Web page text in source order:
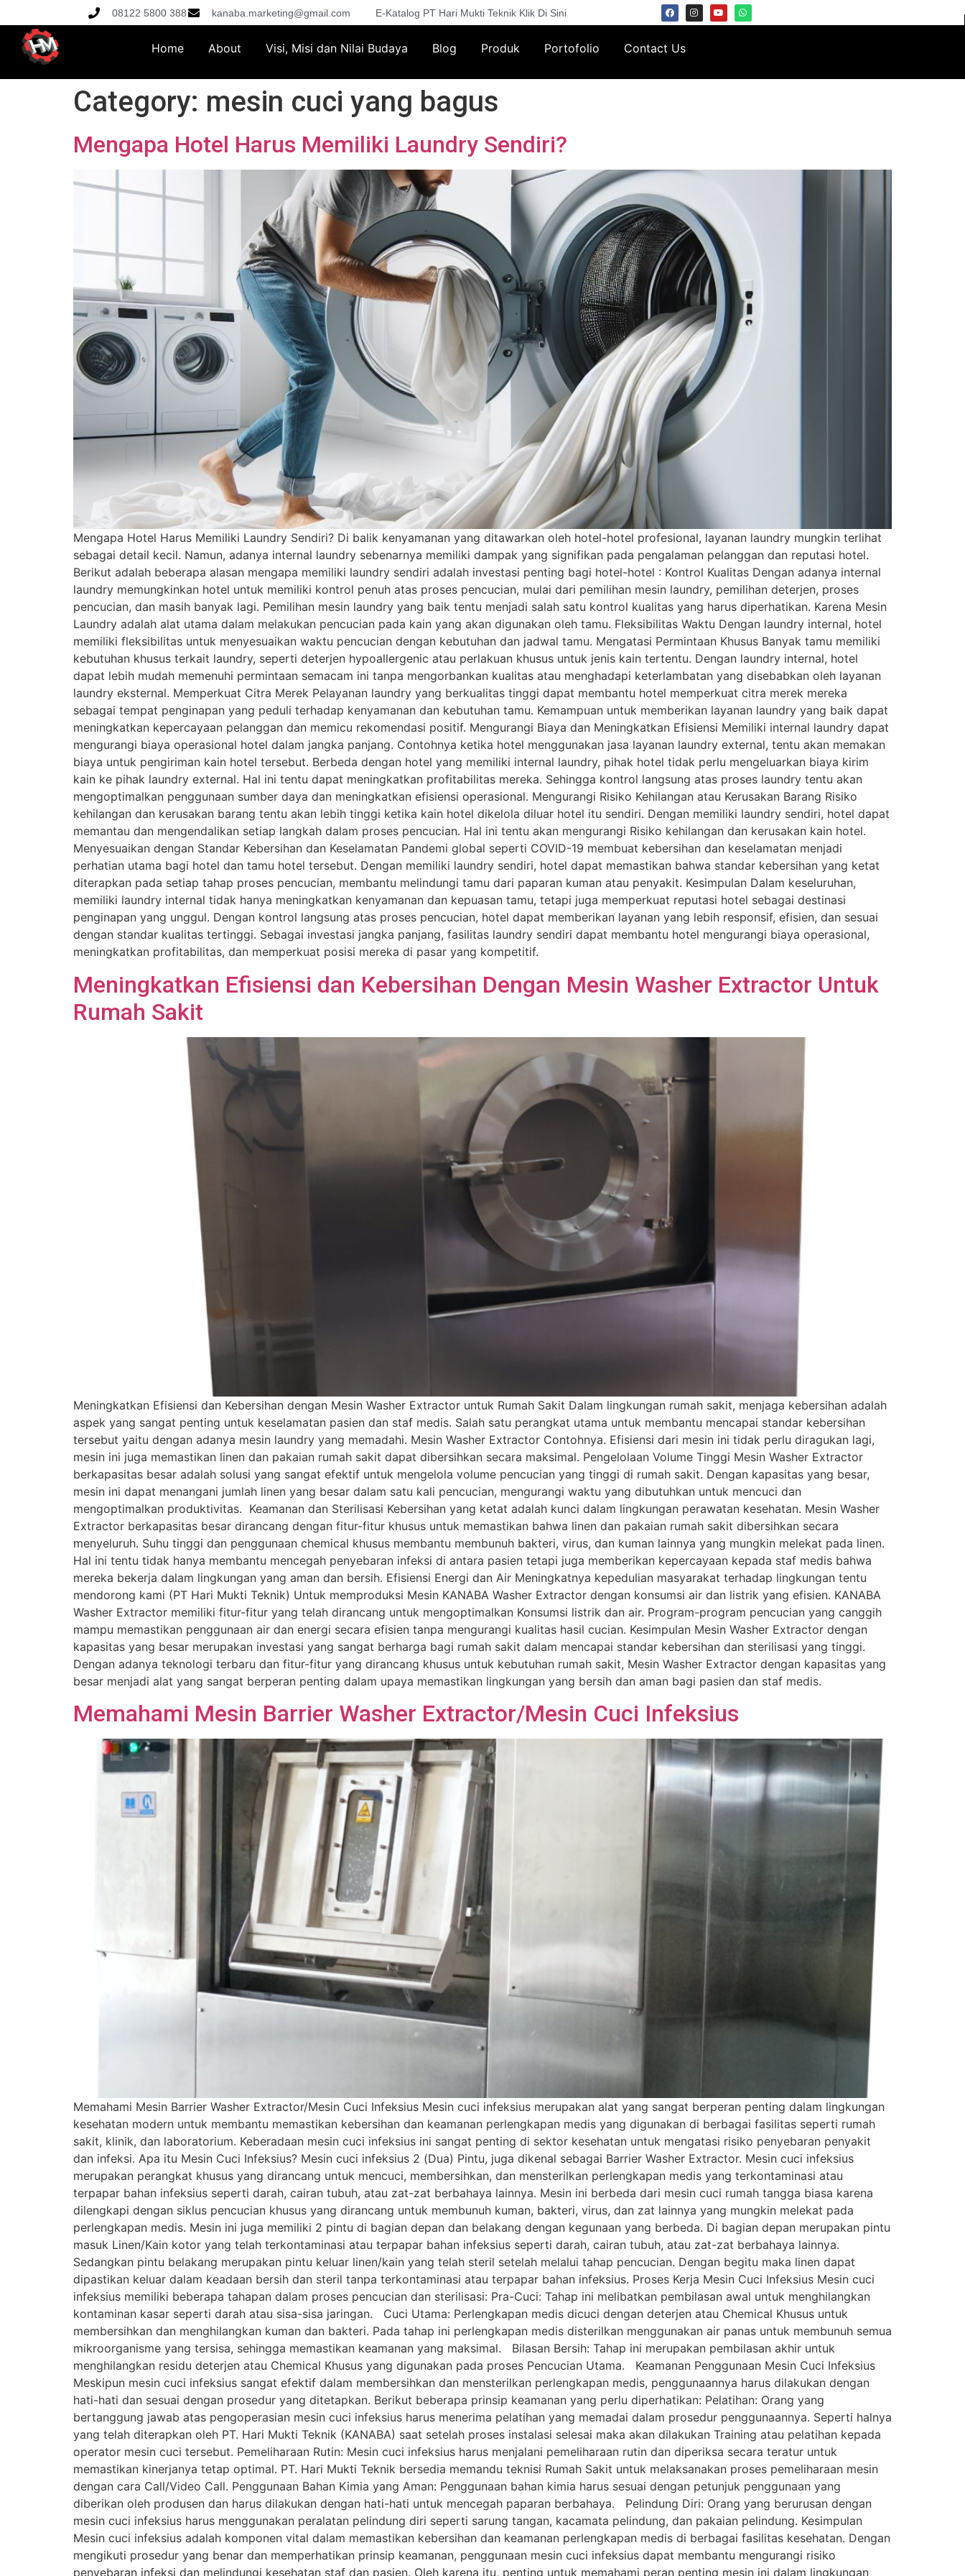
08122 5800 388 kanaba.marketing@gmail.com E-Katalog PT Hari Mukti Teknik Klik Di Sini
Home About Visi, Misi dan Nilai Budaya Blog Produk Portofolio Contact Us
Category: mesin cuci yang bagus
Mengapa Hotel Harus Memiliki Laundry Sendiri?
Mengapa Hotel Harus Memiliki Laundry Sendiri? Di balik kenyamanan yang ditawarkan oleh hotel-hotel profesional, layanan laundry mungkin terlihat
sebagai detail kecil. Namun, adanya internal laundry sebenarnya memiliki dampak yang signifikan pada pengalaman pelanggan dan reputasi hotel.
Berikut adalah beberapa alasan mengapa memiliki laundry sendiri adalah investasi penting bagi hotel-hotel : Kontrol Kualitas Dengan adanya internal
laundry memungkinkan hotel untuk memiliki kontrol penuh atas proses pencucian, mulai dari pemilihan mesin laundry, pemilihan deterjen, proses
pencucian, dan masih banyak lagi. Pemilihan mesin laundry yang baik tentu menjadi salah satu kontrol kualitas yang harus diperhatikan. Karena Mesin
Laundry adalah alat utama dalam melakukan pencucian pada kain yang akan digunakan oleh tamu. Fleksibilitas Waktu Dengan laundry internal, hotel
memiliki fleksibilitas untuk menyesuaikan waktu pencucian dengan kebutuhan dan jadwal tamu. Mengatasi Permintaan Khusus Banyak tamu memiliki
kebutuhan khusus terkait laundry, seperti deterjen hypoallergenic atau perlakuan khusus untuk jenis kain tertentu. Dengan laundry internal, hotel
dapat lebih mudah memenuhi permintaan semacam ini tanpa mengorbankan kualitas atau menghadapi keterlambatan yang disebabkan oleh layanan
laundry eksternal. Memperkuat Citra Merek Pelayanan laundry yang berkualitas tinggi dapat membantu hotel memperkuat citra merek mereka
sebagai tempat penginapan yang peduli terhadap kenyamanan dan kebutuhan tamu. Kemampuan untuk memberikan layanan laundry yang baik dapat
meningkatkan kepercayaan pelanggan dan memicu rekomendasi positif. Mengurangi Biaya dan Meningkatkan Efisiensi Memiliki internal laundry dapat
mengurangi biaya operasional hotel dalam jangka panjang. Contohnya ketika hotel menggunakan jasa layanan laundry external, tentu akan memakan
biaya untuk pengiriman kain hotel tersebut. Berbeda dengan hotel yang memiliki internal laundry, pihak hotel tidak perlu mengeluarkan biaya kirim
kain ke pihak laundry external. Hal ini tentu dapat meningkatkan profitabilitas mereka. Sehingga kontrol langsung atas proses laundry tentu akan
mengoptimalkan penggunaan sumber daya dan meningkatkan efisiensi operasional. Mengurangi Risiko Kehilangan atau Kerusakan Barang Risiko
kehilangan dan kerusakan barang tentu akan lebih tinggi ketika kain hotel dikelola diluar hotel itu sendiri. Dengan memiliki laundry sendiri, hotel dapat
memantau dan mengendalikan setiap langkah dalam proses pencucian. Hal ini tentu akan mengurangi Risiko kehilangan dan kerusakan kain hotel.
Menyesuaikan dengan Standar Kebersihan dan Keselamatan Pandemi global seperti COVID-19 membuat kebersihan dan keselamatan menjadi
perhatian utama bagi hotel dan tamu hotel tersebut. Dengan memiliki laundry sendiri, hotel dapat memastikan bahwa standar kebersihan yang ketat
diterapkan pada setiap tahap proses pencucian, membantu melindungi tamu dari paparan kuman atau penyakit. Kesimpulan Dalam keseluruhan,
memiliki laundry internal tidak hanya meningkatkan kenyamanan dan kepuasan tamu, tetapi juga memperkuat reputasi hotel sebagai destinasi
penginapan yang unggul. Dengan kontrol langsung atas proses pencucian, hotel dapat memberikan layanan yang lebih responsif, efisien, dan sesuai
dengan standar kualitas tertinggi. Sebagai investasi jangka panjang, fasilitas laundry sendiri dapat membantu hotel mengurangi biaya operasional,
meningkatkan profitabilitas, dan memperkuat posisi mereka di pasar yang kompetitif.
Meningkatkan Efisiensi dan Kebersihan Dengan Mesin Washer Extractor Untuk
Rumah Sakit
Meningkatkan Efisiensi dan Kebersihan dengan Mesin Washer Extractor untuk Rumah Sakit Dalam lingkungan rumah sakit, menjaga kebersihan adalah
aspek yang sangat penting untuk keselamatan pasien dan staf medis. Salah satu perangkat utama untuk membantu mencapai standar kebersihan
tersebut yaitu dengan adanya mesin laundry yang memadahi. Mesin Washer Extractor Contohnya. Efisiensi dari mesin ini tidak perlu diragukan lagi,
mesin ini juga memastikan linen dan pakaian rumah sakit dapat dibersihkan secara maksimal. Pengelolaan Volume Tinggi Mesin Washer Extractor
berkapasitas besar adalah solusi yang sangat efektif untuk mengelola volume pencucian yang tinggi di rumah sakit. Dengan kapasitas yang besar,
mesin ini dapat menangani jumlah linen yang besar dalam satu kali pencucian, mengurangi waktu yang dibutuhkan untuk mencuci dan
mengoptimalkan produktivitas. Keamanan dan Sterilisasi Kebersihan yang ketat adalah kunci dalam lingkungan perawatan kesehatan. Mesin Washer
Extractor berkapasitas besar dirancang dengan fitur-fitur khusus untuk memastikan bahwa linen dan pakaian rumah sakit dibersihkan secara
menyeluruh. Suhu tinggi dan penggunaan chemical khusus membantu membunuh bakteri, virus, dan kuman lainnya yang mungkin melekat pada linen.
Hal ini tentu tidak hanya membantu mencegah penyebaran infeksi di antara pasien tetapi juga memberikan kepercayaan kepada staf medis bahwa
mereka bekerja dalam lingkungan yang aman dan bersih. Efisiensi Energi dan Air Meningkatnya kepedulian masyarakat terhadap lingkungan tentu
mendorong kami (PT Hari Mukti Teknik) Untuk memproduksi Mesin KANABA Washer Extractor dengan konsumsi air dan listrik yang efisien. KANABA
Washer Extractor memiliki fitur-fitur yang telah dirancang untuk mengoptimalkan Konsumsi listrik dan air. Program-program pencucian yang canggih
mampu memastikan penggunaan air dan energi secara efisien tanpa mengurangi kualitas hasil cucian. Kesimpulan Mesin Washer Extractor dengan
kapasitas yang besar merupakan investasi yang sangat berharga bagi rumah sakit dalam mencapai standar kebersihan dan sterilisasi yang tinggi.
Dengan adanya teknologi terbaru dan fitur-fitur yang dirancang khusus untuk kebutuhan rumah sakit, Mesin Washer Extractor dengan kapasitas yang
besar menjadi alat yang sangat berperan penting dalam upaya memastikan lingkungan yang bersih dan aman bagi pasien dan staf medis.
Memahami Mesin Barrier Washer Extractor/Mesin Cuci Infeksius
Memahami Mesin Barrier Washer Extractor/Mesin Cuci Infeksius Mesin cuci infeksius merupakan alat yang sangat berperan penting dalam lingkungan
kesehatan modern untuk membantu memastikan kebersihan dan keamanan perlengkapan medis yang digunakan di berbagai fasilitas seperti rumah
sakit, klinik, dan laboratorium. Keberadaan mesin cuci infeksius ini sangat penting di sektor kesehatan untuk mengatasi risiko penyebaran penyakit
dan infeksi. Apa itu Mesin Cuci Infeksius? Mesin cuci infeksius 2 (Dua) Pintu, juga dikenal sebagai Barrier Washer Extractor. Mesin cuci infeksius
merupakan perangkat khusus yang dirancang untuk mencuci, membersihkan, dan mensterilkan perlengkapan medis yang terkontaminasi atau
terpapar bahan infeksius seperti darah, cairan tubuh, atau zat-zat berbahaya lainnya. Mesin ini berbeda dari mesin cuci rumah tangga biasa karena
dilengkapi dengan siklus pencucian khusus yang dirancang untuk membunuh kuman, bakteri, virus, dan zat lainnya yang mungkin melekat pada
perlengkapan medis. Mesin ini juga memiliki 2 pintu di bagian depan dan belakang dengan kegunaan yang berbeda. Di bagian depan merupakan pintu
masuk Linen/Kain kotor yang telah terkontaminasi atau terpapar bahan infeksius seperti darah, cairan tubuh, atau zat-zat berbahaya lainnya.
Sedangkan pintu belakang merupakan pintu keluar linen/kain yang telah steril setelah melalui tahap pencucian. Dengan begitu maka linen dapat
dipastikan keluar dalam keadaan bersih dan steril tanpa terkontaminasi atau terpapar bahan infeksius. Proses Kerja Mesin Cuci Infeksius Mesin cuci
infeksius memiliki beberapa tahapan dalam proses pencucian dan sterilisasi: Pra-Cuci: Tahap ini melibatkan pembilasan awal untuk menghilangkan
kontaminan kasar seperti darah atau sisa-sisa jaringan. Cuci Utama: Perlengkapan medis dicuci dengan deterjen atau Chemical Khusus untuk
membersihkan dan menghilangkan kuman dan bakteri. Pada tahap ini perlengkapan medis disterilkan menggunakan air panas untuk membunuh semua
mikroorganisme yang tersisa, sehingga memastikan keamanan yang maksimal. Bilasan Bersih: Tahap ini merupakan pembilasan akhir untuk
menghilangkan residu deterjen atau Chemical Khusus yang digunakan pada proses Pencucian Utama. Keamanan Penggunaan Mesin Cuci Infeksius
Meskipun mesin cuci infeksius sangat efektif dalam membersihkan dan mensterilkan perlengkapan medis, penggunaannya harus dilakukan dengan
hati-hati dan sesuai dengan prosedur yang ditetapkan. Berikut beberapa prinsip keamanan yang perlu diperhatikan: Pelatihan: Orang yang
bertanggung jawab atas pengoperasian mesin cuci infeksius harus menerima pelatihan yang memadai dalam prosedur penggunaannya. Seperti halnya
yang telah diterapkan oleh PT. Hari Mukti Teknik (KANABA) saat setelah proses instalasi selesai maka akan dilakukan Training atau pelatihan kepada
operator mesin cuci tersebut. Pemeliharaan Rutin: Mesin cuci infeksius harus menjalani pemeliharaan rutin dan diperiksa secara teratur untuk
memastikan kinerjanya tetap optimal. PT. Hari Mukti Teknik bersedia memandu teknisi Rumah Sakit untuk melaksanakan proses pemeliharaan mesin
dengan cara Call/Video Call. Penggunaan Bahan Kimia yang Aman: Penggunaan bahan kimia harus sesuai dengan petunjuk penggunaan yang
diberikan oleh produsen dan harus dilakukan dengan hati-hati untuk mencegah paparan berbahaya. Pelindung Diri: Orang yang berurusan dengan
mesin cuci infeksius harus menggunakan peralatan pelindung diri seperti sarung tangan, kacamata pelindung, dan pakaian pelindung. Kesimpulan
Mesin cuci infeksius adalah komponen vital dalam memastikan kebersihan dan keamanan perlengkapan medis di berbagai fasilitas kesehatan. Dengan
mengikuti prosedur yang benar dan memperhatikan prinsip keamanan, penggunaan mesin cuci infeksius dapat membantu mengurangi risiko
penyebaran infeksi dan melindungi kesehatan staf dan pasien. Oleh karena itu, penting untuk memahami peran penting mesin ini dalam lingkungan